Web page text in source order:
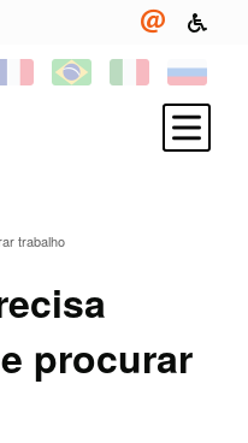
trabalho
procurar